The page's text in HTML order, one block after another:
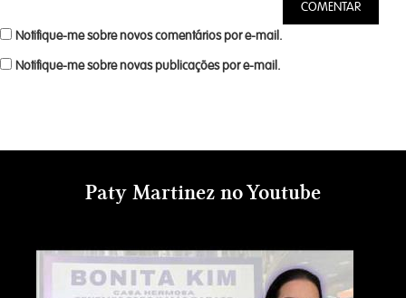
Notifique-me sobre novos comentários por e-mail.
Notifique-me sobre novas publicações por e-mail.
Paty Martinez no Youtube